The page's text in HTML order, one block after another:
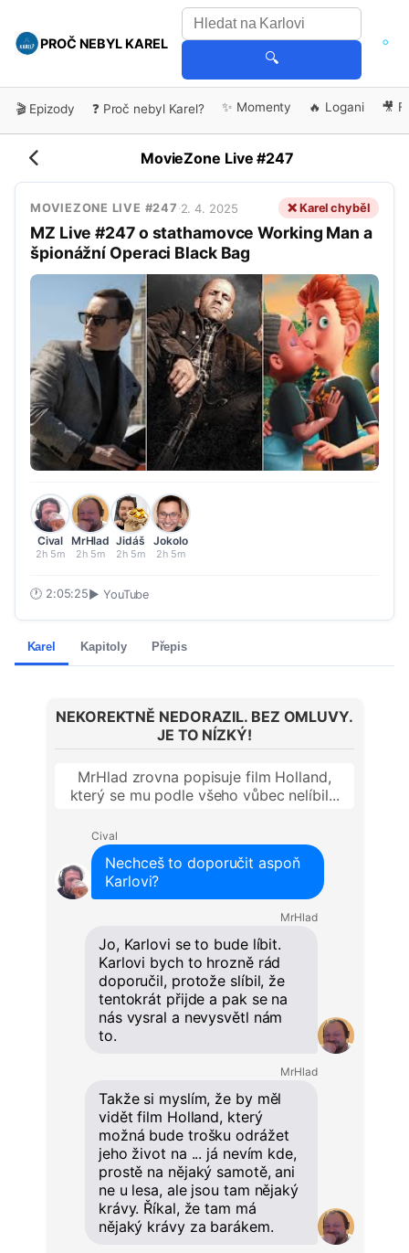
PROČ NEBYL KAREL
🔍
🎬 Epizody ❓ Proč nebyl Karel? ✨ Momenty 🔥 Logani 🎥
MovieZone Live #247
MOVIEZONE LIVE #247 ·2. 4. 2025 ❌ Karel chyběl
MZ Live #247 o stathamovce Working Man a
špionážní Operaci Black Bag
Cival
2h 5m
MrHlad
2h 5m
Jidáš
2h 5m
Jokolo
2h 5m
🕐 2:05:25 ▶ YouTube
Karel Kapitoly Přepis
NEKOREKTNĚ NEDORAZIL. BEZ OMLUVY.
JE TO NÍZKÝ!
MrHlad zrovna popisuje film Holland,
který se mu podle všeho vůbec nelíbil...
Cival
Nechceš to doporučit aspoň
Karlovi?
MrHlad
Jo, Karlovi se to bude líbit.
Karlovi bych to hrozně rád
doporučil, protože slíbil, že
tentokrát přijde a pak se na
nás vysral a nevysvětl nám
to.
MrHlad
Takže si myslím, že by měl
vidět film Holland, který
možná bude trošku odrážet
jeho život na ... já nevím kde,
prostě na nějaký samotě, ani
ne u lesa, ale jsou tam nějaký
krávy. Říkal, že tam má
nějaký krávy za barákem.